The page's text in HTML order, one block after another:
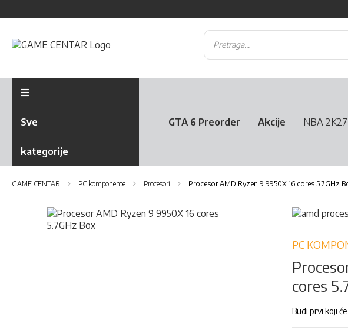
Sve
kategorije
GTA 6 Preorder Akcije NBA 2K27
GAME CENTAR PC komponente Procesori Procesor AMD Ryzen 9 9950X 16 cores 5.7GHz
Skip
to
PC
cores
Budi prvi koji